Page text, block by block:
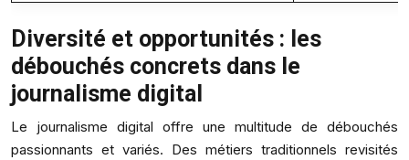
Diversité et opportunités : les
débouchés concrets dans le
journalisme digital
Le journalisme digital offre une multitude de débouchés
passionnants et variés. Des métiers traditionnels revisités